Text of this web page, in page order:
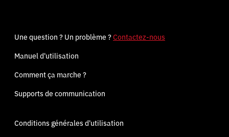
Une question ? Un problème ?Contactez-nous
Manuel d'utilisation
Comment ça marche ?
Supports de communication
Conditions générales d'utilisation